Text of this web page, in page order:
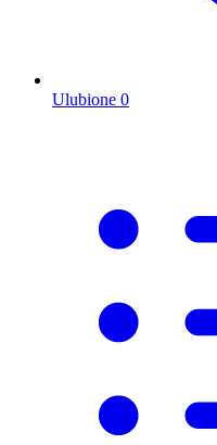
Ulubione 0